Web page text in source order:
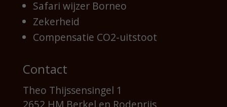
Safari wijzer Borneo
Zekerheid
Compensatie CO2-uitstoot
Contact
Theo Thijssensingel 1
2652 HM Berkel en Rodenrijs